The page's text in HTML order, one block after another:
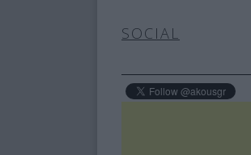
SOCIAL